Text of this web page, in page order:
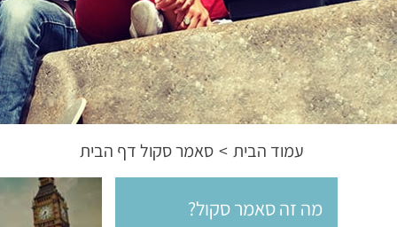
עמוד הבית > סאמר סקול דף הבית
מה זה סאמר סקול?